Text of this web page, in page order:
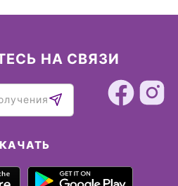
НА СВЯЗИ